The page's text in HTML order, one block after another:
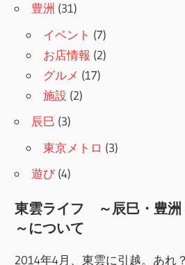
豊洲 (31)
イベント (7)
お店情報 (2)
グルメ (17)
施設 (2)
辰巳 (3)
東京メトロ (3)
遊び (4)
東雲ライフ ～辰巳・豊洲
～について
2014年4月、東雲に引越。あれ